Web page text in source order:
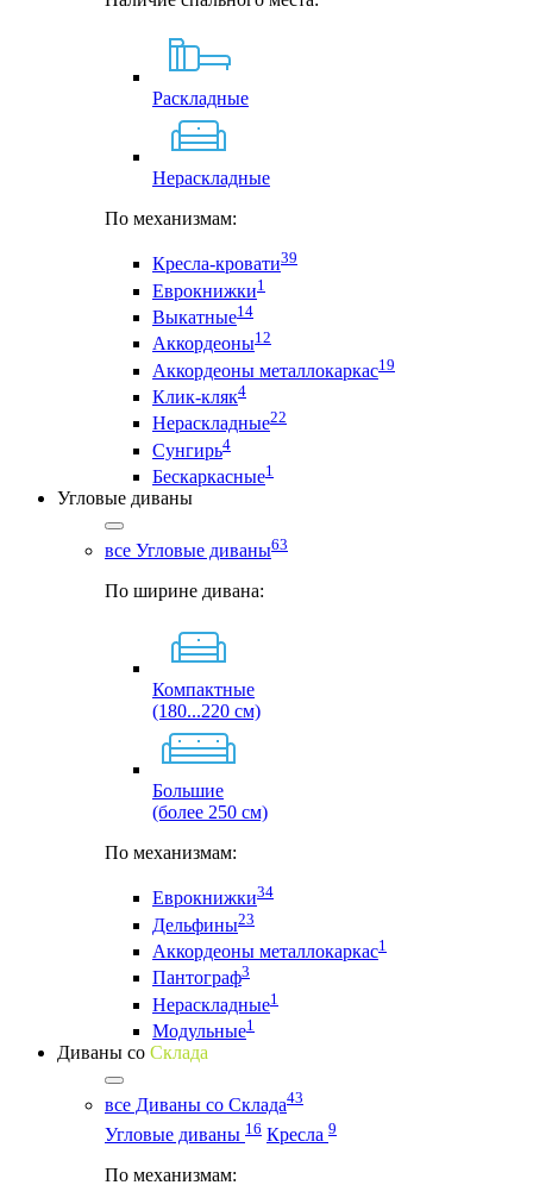
Раскладные
Нераскладные
По механизмам:
Кресла-кровати39
Еврокнижки1
Выкатные14
Аккордеоны12
Аккордеоны металлокаркас19
Клик-кляк4
Нераскладные22
Сунгирь4
Бескаркасные1
Угловые диваны
все Угловые диваны63
По ширине дивана:
Компактные
(180...220 см)
Большие
(более 250 см)
По механизмам:
Еврокнижки34
Дельфины23
Аккордеоны металлокаркас1
Пантограф3
Нераскладные1
Модульные1
Диваны со Склада
все Диваны со Склада43
Угловые диваны 16 Кресла 9
По механизмам: